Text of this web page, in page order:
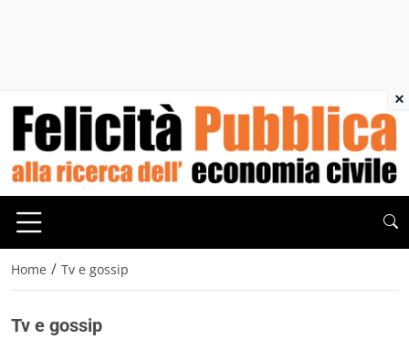
Home / Tv e gossip
Tv e gossip
×